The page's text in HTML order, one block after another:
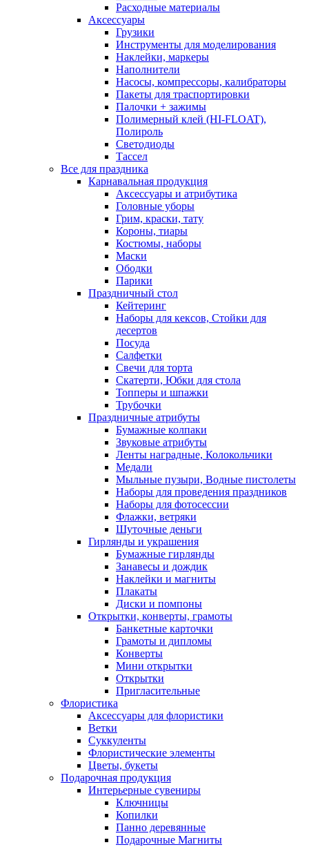
Расходные материалы
Аксессуары
Грузики
Инструменты для моделирования
Наклейки, маркеры
Наполнители
Насосы, компрессоры, калибраторы
Пакеты для траспортировки
Палочки + зажимы
Полимерный клей (HI-FLOAT),
Полироль
Светодиоды
Тассел
Все для праздника
Карнавальная продукция
Аксессуары и атрибутика
Головные уборы
Грим, краски, тату
Короны, тиары
Костюмы, наборы
Маски
Ободки
Парики
Праздничный стол
Кейтеринг
Наборы для кексов, Стойки для
десертов
Посуда
Салфетки
Свечи для торта
Скатерти, Юбки для стола
Топперы и шпажки
Трубочки
Праздничные атрибуты
Бумажные колпаки
Звуковые атрибуты
Ленты наградные, Колокольчики
Медали
Мыльные пузыри, Водные пистолеты
Наборы для проведения праздников
Наборы для фотосессии
Флажки, ветряки
Шуточные деньги
Гирлянды и украшения
Бумажные гирлянды
Занавесы и дождик
Наклейки и магниты
Плакаты
Диски и помпоны
Открытки, конверты, грамоты
Банкетные карточки
Грамоты и дипломы
Конверты
Мини открытки
Открытки
Пригласительные
Флористика
Аксессуары для флористики
Ветки
Суккуленты
Флористические элементы
Цветы, букеты
Подарочная продукция
Интерьерные сувениры
Ключницы
Копилки
Панно деревянные
Подарочные Магниты